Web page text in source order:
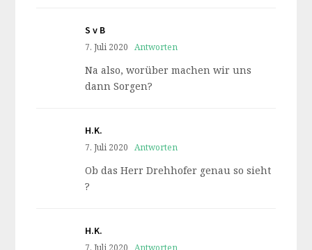
S v B
7. Juli 2020 Antworten
Na also, worüber machen wir uns
dann Sorgen?
H.K.
7. Juli 2020 Antworten
Ob das Herr Drehhofer genau so sieht
?
H.K.
7. Juli 2020 Antworten